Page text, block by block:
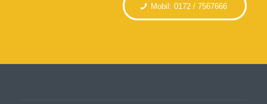
Mobil: 0172 / 7567666